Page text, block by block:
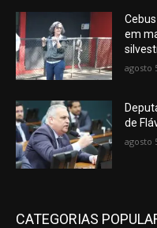
em
agosto
de
agosto
CATEGORIAS